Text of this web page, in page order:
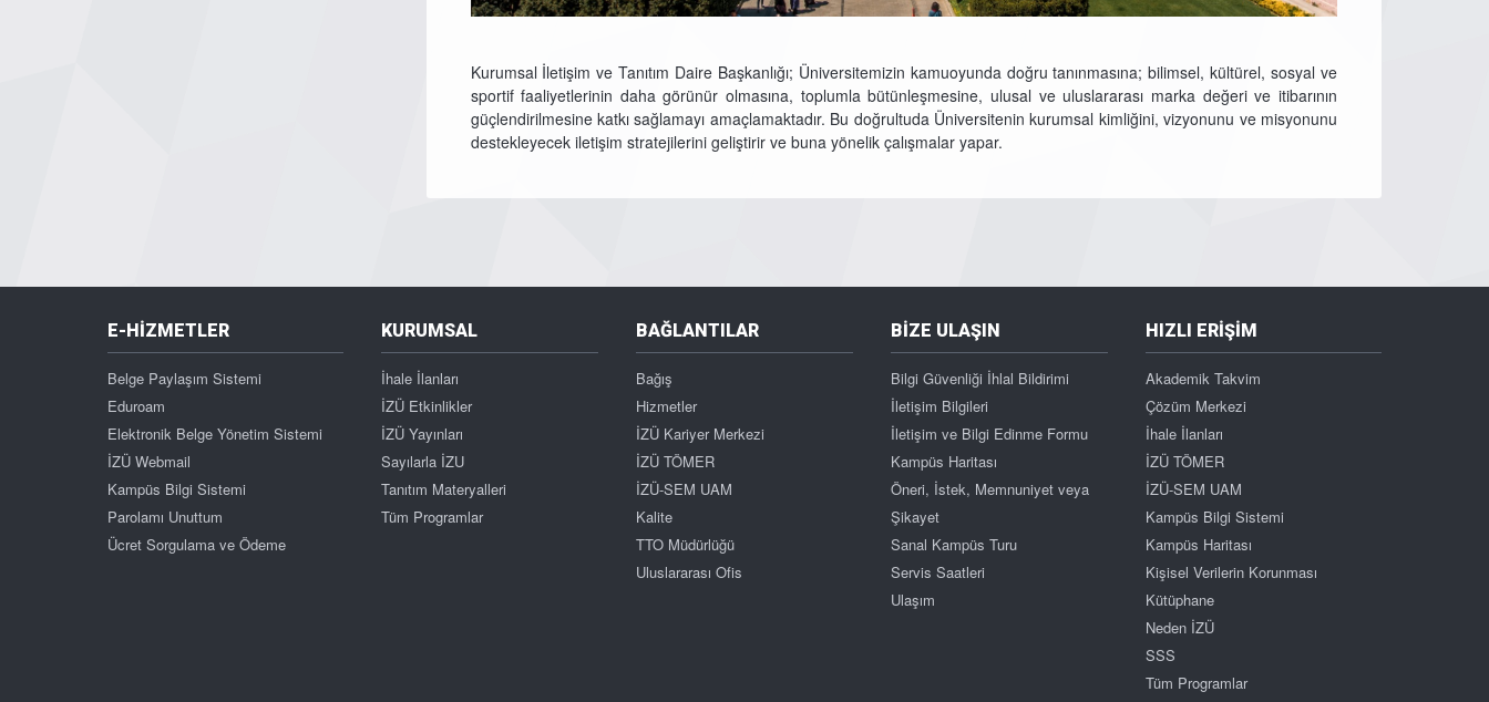
Kurumsal İletişim ve Tanıtım Daire Başkanlığı; Üniversitemizin kamuoyunda doğru tanınmasına; bilimsel, kültürel, sosyal ve
sportif faaliyetlerinin daha görünür olmasına, toplumla bütünleşmesine, ulusal ve uluslararası marka değeri ve itibarının
güçlendirilmesine katkı sağlamayı amaçlamaktadır. Bu doğrultuda Üniversitenin kurumsal kimliğini, vizyonunu ve misyonunu
destekleyecek iletişim stratejilerini geliştirir ve buna yönelik çalışmalar yapar.
E-HİZMETLER
Belge Paylaşım Sistemi
Eduroam
Elektronik Belge Yönetim Sistemi
İZÜ Webmail
Kampüs Bilgi Sistemi
Parolamı Unuttum
Ücret Sorgulama ve Ödeme
KURUMSAL
İhale İlanları
İZÜ Etkinlikler
İZÜ Yayınları
Sayılarla İZU
Tanıtım Materyalleri
Tüm Programlar
BAĞLANTILAR
Bağış
Hizmetler
İZÜ Kariyer Merkezi
İZÜ TÖMER
İZÜ-SEM UAM
Kalite
TTO Müdürlüğü
Uluslararası Ofis
BİZE ULAŞIN
Bilgi Güvenliği İhlal Bildirimi
İletişim Bilgileri
İletişim ve Bilgi Edinme Formu
Kampüs Haritası
Öneri, İstek, Memnuniyet veya
Şikayet
Sanal Kampüs Turu
Servis Saatleri
Ulaşım
HIZLI ERİŞİM
Akademik Takvim
Çözüm Merkezi
İhale İlanları
İZÜ TÖMER
İZÜ-SEM UAM
Kampüs Bilgi Sistemi
Kampüs Haritası
Kişisel Verilerin Korunması
Kütüphane
Neden İZÜ
SSS
Tüm Programlar